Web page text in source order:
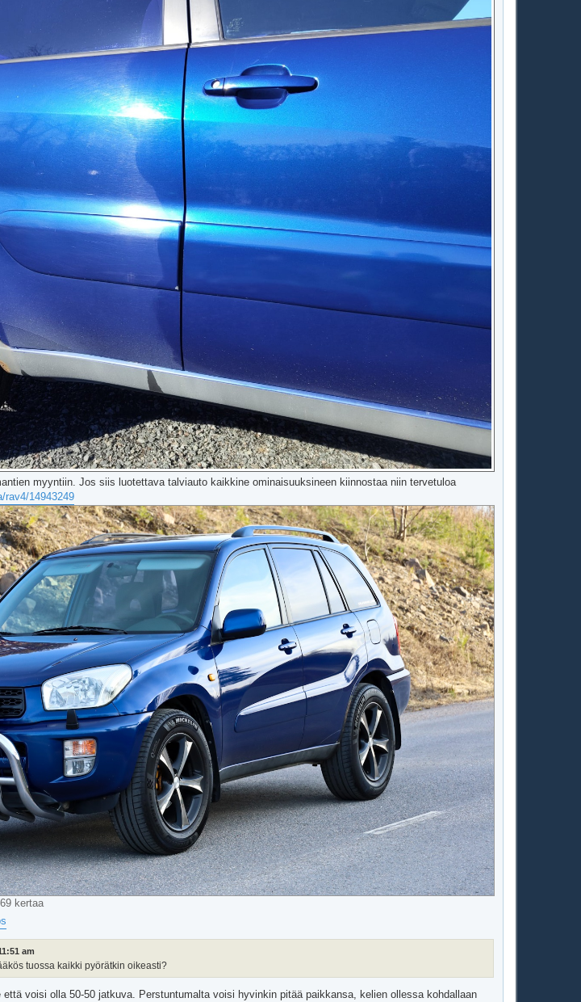
myyntiin. Jos siis luotettava talviauto kaikkine ominaisuuksineen kiinnostaa niin tervetuloa
rav4/14943249
kertaa
am
tuossa kaikki pyörätkin oikeasti?
voisi olla 50-50 jatkuva. Perstuntumalta voisi hyvinkin pitää paikkansa, kelien ollessa kohdallaan